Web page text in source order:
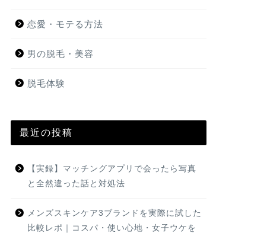
恋愛・モテる方法
男の脱毛・美容
脱毛体験
最近の投稿
【実録】マッチングアプリで会ったら写真
と全然違った話と対処法
メンズスキンケア3ブランドを実際に試した
比較レポ｜コスパ・使い心地・女子ウケを